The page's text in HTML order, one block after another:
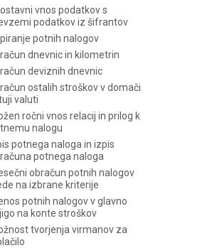
vnos podatkov s
podatkov iz šifrantov
potnih nalogov
dnevnic in kilometrin
deviznih dnevnic
ostalih stroškov v domači
valuti
ročni vnos relacij in prilog k
nalogu
potnega naloga in izpis
potnega naloga
obračun potnih nalogov
na izbrane kriterije
potnih nalogov v glavno
na konte stroškov
tvorjenja virmanov za